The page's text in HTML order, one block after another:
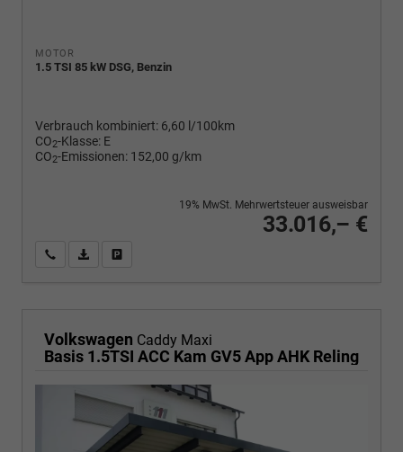
MOTOR
1.5 TSI 85 kW DSG, Benzin
Verbrauch kombiniert: 6,60 l/100km
CO2-Klasse: E
CO2-Emissionen: 152,00 g/km
33.016,– €
19% MwSt. Mehrwertsteuer ausweisbar
Wir rufen Sie anPDF-Fahrzeugexposé drucken
Volkswagen Caddy Maxi
Basis 1.5TSI ACC Kam GV5 App AHK Reling